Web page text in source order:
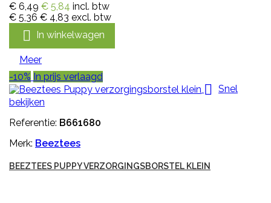
€ 6,49 € 5,84 incl. btw
€ 5,36 € 4,83 excl. btw
 In winkelwagen
Meer
-10% In prijs verlaagd

Snel
bekijken
Referentie: B661680
Merk: Beeztees
BEEZTEES PUPPY VERZORGINGSBORSTEL KLEIN